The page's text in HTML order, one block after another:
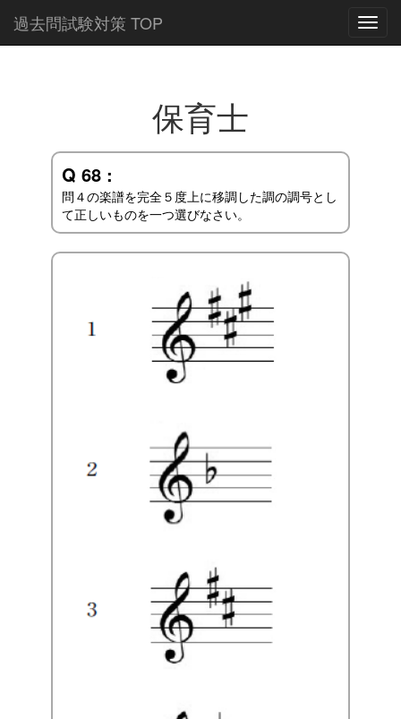
過去問試験対策 TOP
保育士
Q 68 :
問４の楽譜を完全５度上に移調した調の調号とし
て正しいものを一つ選びなさい。